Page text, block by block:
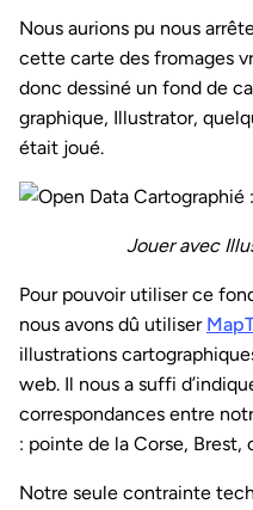
Nous aurions pu nous
cette carte des fromages
donc dessiné un fond de
graphique, Illustrator,
était joué.
Jouer avec
Pour pouvoir utiliser ce
nous avons dû utiliser
illustrations
web. Il nous a suffi
correspondances entre
: pointe de la Corse, Brest,
Notre seule contrainte